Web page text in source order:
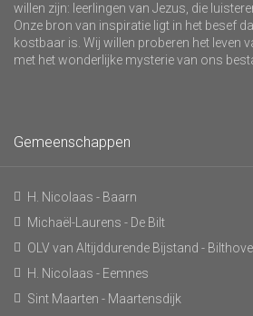
willen zijn: leerlingen van Jezus, die
Onze bron van inspiratie ligt in het besef
kostbaar is. Wij willen proberen het leven
met het wonderlijke mysterie van ons
Gemeenschappen
H. Nicolaas - Baarn
Michaël-Laurens - De Bilt
OLV van Altijddurende Bijstand -
H. Nicolaas - Eemnes
Sint Maarten - Maartensdijk